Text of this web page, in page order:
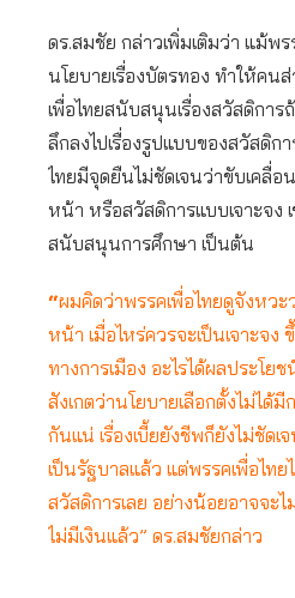
ดร.สมชัย กล่าวเพิ่มเติมว่า แม้พร
นโยบายเรื่องบัตรทอง ทำให้ค
เพื่อไทยสนับสนุนเรื่องสวัสดิกา
ลึกลงไปเรื่องรูปแบบของสวัสดิก
ไทยมีจุดยืนไม่ชัดเจนว่าขับเคลื่
หน้า หรือสวัสดิการแบบเจาะจง
สนับสนุนการศึกษา เป็นต้น
“ผมคิดว่าพรรคเพื่อไทยดูจังหวะ
หน้า เมื่อไหร่ควรจะเป็นเจาะจ
ทางการเมือง อะไรได้ผลประโย
สังเกตว่านโยบายเลือกตั้งไม่ได้
กันแน่ เรื่องเบี้ยยังชีพก็ยังไม่ชัด
เป็นรัฐบาลแล้ว แต่พรรคเพื่อไท
สวัสดิการเลย อย่างน้อยอาจจะไ
ไม่มีเงินแล้ว” ดร.สมชัยกล่าว